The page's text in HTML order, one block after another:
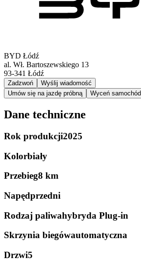
BYD Łódź
al. Wł. Bartoszewskiego 13
93-341 Łódź
Zadzwoń
Wyślij wiadomość
Umów się na jazdę próbną
Wyceń
Dane techniczne
Rok produkcji2025
Kolorbiały
Przebieg8 km
Napędprzedni
Rodzaj paliwahybryda Plug-in
Skrzynia biegówautomatyczna
Drzwi5